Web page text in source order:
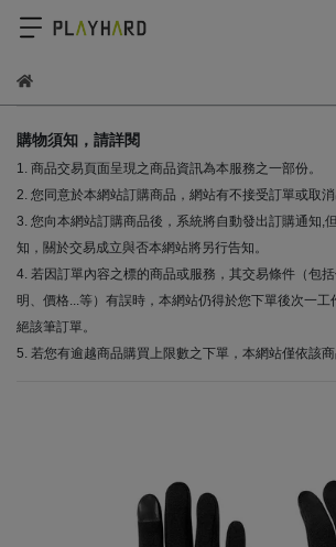
購物須知，請詳閱
1. 商品交易頁面呈現之商品資訊為本服務之一部份。
2. 您同意於本網站訂購商品，網站有不接受訂單或取消
3. 您向本網站訂購商品後，系統將自動發出訂購通知,
知，關於交易成立與否本網站將另行告知。
4. 若因訂單內容之標的商品或服務，其交易條件（包
明、價格...等）有誤時，本網站仍得於您下單後次一
絕該筆訂單。
5. 若您有逾越商品購買上限數之下單，本網站僅依該商